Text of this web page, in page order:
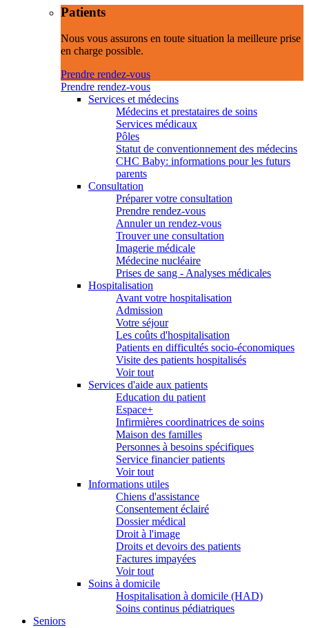
Patients
Nous vous assurons en toute situation la meilleure prise
en charge possible.
Prendre rendez-vous
Prendre rendez-vous
Services et médecins
Médecins et prestataires de soins
Services médicaux
Pôles
Statut de conventionnement des médecins
CHC Baby: informations pour les futurs
parents
Consultation
Préparer votre consultation
Prendre rendez-vous
Annuler un rendez-vous
Trouver une consultation
Imagerie médicale
Médecine nucléaire
Prises de sang - Analyses médicales
Hospitalisation
Avant votre hospitalisation
Admission
Votre séjour
Les coûts d'hospitalisation
Patients en difficultés socio-économiques
Visite des patients hospitalisés
Voir tout
Services d'aide aux patients
Education du patient
Espace+
Infirmières coordinatrices de soins
Maison des familles
Personnes à besoins spécifiques
Service financier patients
Voir tout
Informations utiles
Chiens d'assistance
Consentement éclairé
Dossier médical
Droit à l'image
Droits et devoirs des patients
Factures impayées
Voir tout
Soins à domicile
Hospitalisation à domicile (HAD)
Soins continus pédiatriques
Seniors